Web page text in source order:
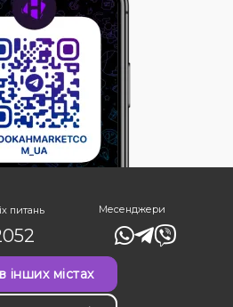
питань Месенджери
інших містах